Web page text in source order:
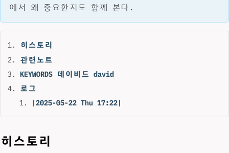
에서 왜 중요한지도 함께 본다.
히스토리
관련노트
KEYWORDS 데이비드 david
로그
|2025-05-22 Thu 17:22|
히스토리